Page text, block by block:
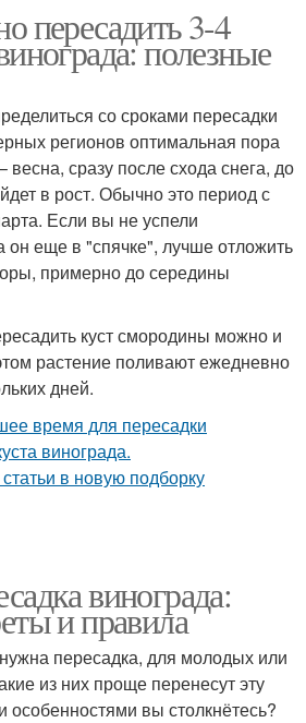
пересадить 3-4
полезные
со сроками пересадки
регионов оптимальная пора
сразу после схода снега, до
в рост. Обычно это период с
Если вы не успели
он еще в "спячке", лучше отложить
примерно до середины
куст смородины можно и
растение поливают ежедневно
дней.
винограда:
и правила
пересадка, для молодых или
из них проще перенесут эту
особенностями вы столкнётесь?